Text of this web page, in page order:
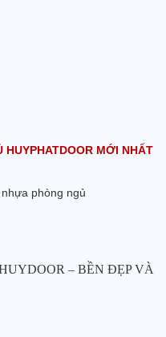
HUYPHATDOOR MỚI NHẤT
phòng ngủ